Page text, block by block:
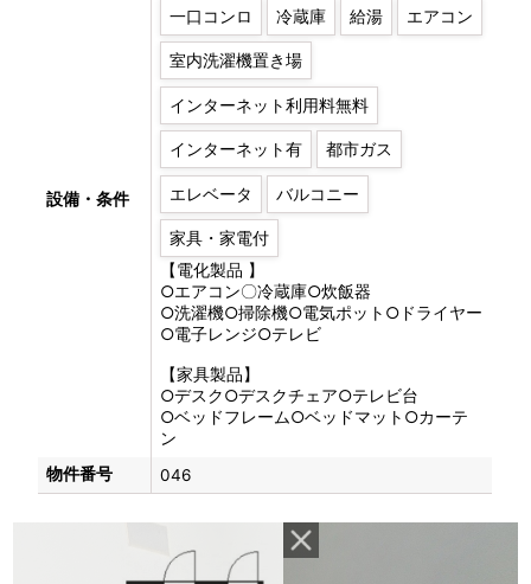
設備・条件
一口コンロ 冷蔵庫 給湯 エアコン
室内洗濯機置き場
インターネット利用料無料
インターネット有 都市ガス
エレベータ バルコニー
家具・家電付
【電化製品 】
○エアコン〇冷蔵庫○炊飯器
○洗濯機○掃除機○電気ポット○ドライヤー
○電子レンジ○テレビ
【家具製品】
○デスク○デスクチェア○テレビ台
○ベッドフレーム○ベッドマット○カーテ
ン
物件番号
046